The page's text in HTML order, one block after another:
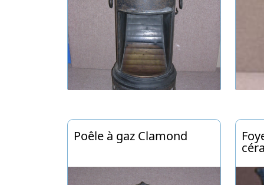
Poêle à gaz Clamond